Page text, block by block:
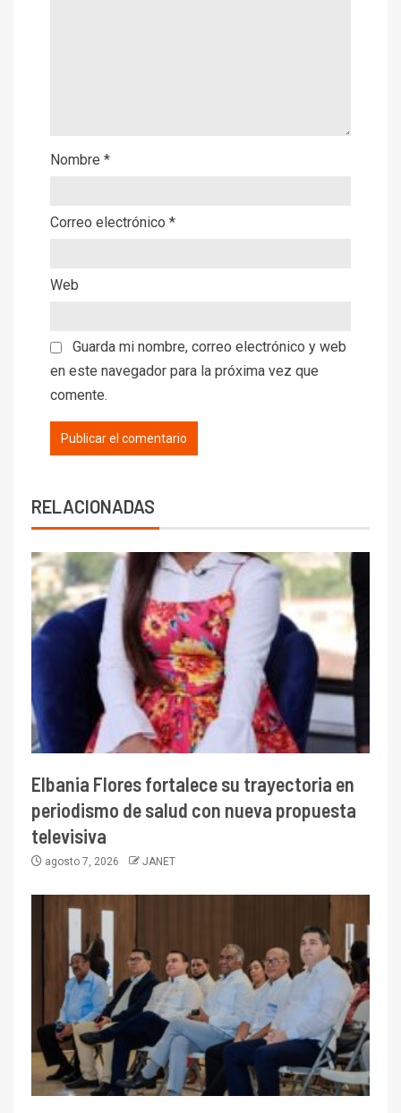
Nombre *
Correo electrónico *
Web
Guarda mi nombre, correo electrónico y web
en este navegador para la próxima vez que
comente.
RELACIONADAS
Elbania Flores fortalece su trayectoria en
periodismo de salud con nueva propuesta
televisiva
agosto 7, 2026 JANET